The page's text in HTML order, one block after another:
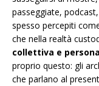
passeggiate,
spesso percepiti
che nella realtà
collettiva e
proprio questo: gli
che parlano al